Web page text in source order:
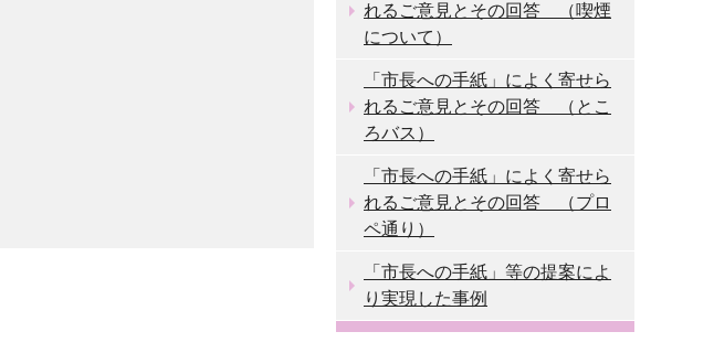
れるご意見とその回答 （喫煙
について）
「市長への手紙」によく寄せら
れるご意見とその回答 （とこ
ろバス）
「市長への手紙」によく寄せら
れるご意見とその回答 （プロ
ペ通り）
「市長への手紙」等の提案によ
り実現した事例